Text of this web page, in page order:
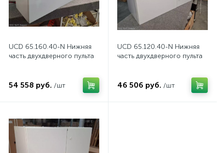
UCD 65.160.40-N Нижняя
часть двухдверного пульта
54 558 руб. /шт
UCD 65.120.40-N Нижняя
часть двухдверного пульта
46 506 руб. /шт